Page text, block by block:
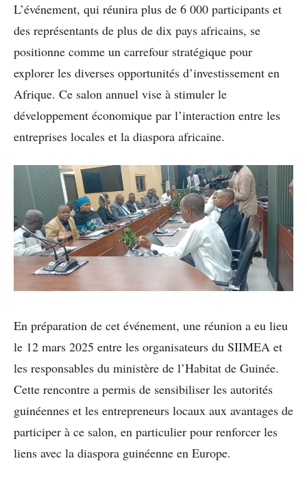
L’événement, qui réunira plus de 6 000 participants et
des représentants de plus de dix pays africains, se
positionne comme un carrefour stratégique pour
explorer les diverses opportunités d’investissement en
Afrique. Ce salon annuel vise à stimuler le
développement économique par l’interaction entre les
entreprises locales et la diaspora africaine.
En préparation de cet événement, une réunion a eu lieu
le 12 mars 2025 entre les organisateurs du SIIMEA et
les responsables du ministère de l’Habitat de Guinée.
Cette rencontre a permis de sensibiliser les autorités
guinéennes et les entrepreneurs locaux aux avantages de
participer à ce salon, en particulier pour renforcer les
liens avec la diaspora guinéenne en Europe.